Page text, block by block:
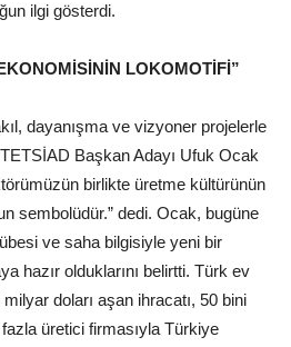
ilgi gösterdi.
LOKOMOTİFİ”
dayanışma ve vizyoner projelerle
Başkan Adayı Ufuk Ocak
birlikte üretme kültürünün
sembolüdür.” dedi. Ocak, bugüne
ve saha bilgisiyle yeni bir
hazır olduklarını belirtti. Türk ev
doları aşan ihracatı, 50 bini
üretici firmasıyla Türkiye